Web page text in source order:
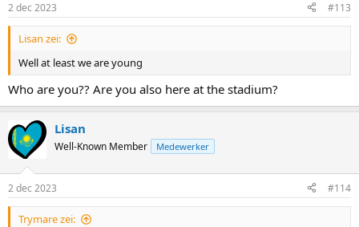
2 dec 2023 #113
Lisan zei:
Well at least we are young
Who are you?? Are you also here at the stadium?
Lisan
Well-Known Member Medewerker
2 dec 2023 #114
Trymare zei: